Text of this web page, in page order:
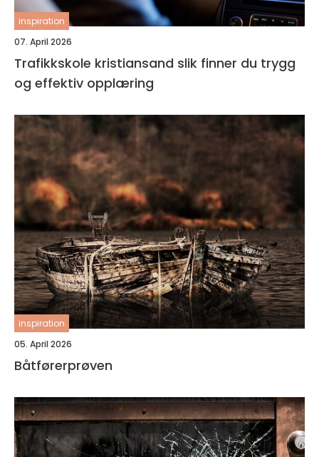
inspiration
07. April 2026
Trafikkskole kristiansand slik finner du trygg
og effektiv opplæring
inspiration
05. April 2026
Båtførerprøven